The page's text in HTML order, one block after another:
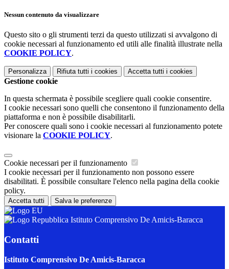
Nessun contenuto da visualizzare
Questo sito o gli strumenti terzi da questo utilizzati si avvalgono di
cookie necessari al funzionamento ed utili alle finalità illustrate nella
COOKIE POLICY.
Personalizza Rifiuta tutti i cookies Accetta tutti i cookies
Gestione cookie
In questa schermata è possibile scegliere quali cookie consentire.
I cookie necessari sono quelli che consentono il funzionamento della
piattaforma e non è possibile disabilitarli.
Per conoscere quali sono i cookie necessari al funzionamento potete
visionare la COOKIE POLICY.
Cookie necessari per il funzionamento
I cookie necessari per il funzionamento non possono essere
disabilitati. È possibile consultare l'elenco nella pagina della cookie
policy.
Accetta tutti Salva le preferenze
Istituto Comprensivo De Amicis-Baracca
Contatti
Istituto Comprensivo De Amicis-Baracca